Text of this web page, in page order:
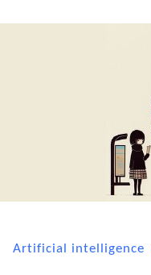
Artificial intelligence